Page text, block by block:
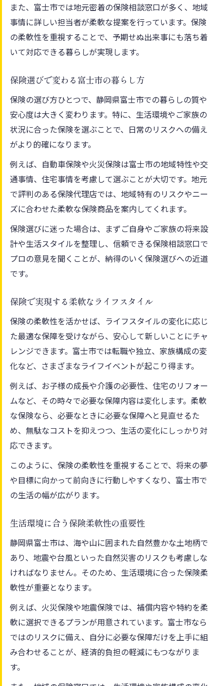
保険柔軟性を活かす賢い選び方の基準
富士市で選ぶべき保険の柔軟性ポイント
比較でわかる保険柔軟性の重要な視点
保険選びで失敗しないための柔軟な対応策
保険柔軟性を重視した賢い選択のコツ
保険柔軟性が支える富士市の毎日
毎日に安心をもたらす保険柔軟性
保険柔軟性が富士市の暮らしを安定化
保険で変わる日常生活の安心感
保険柔軟性が支える豊かな毎日を解説
富士市民が選ぶ保険柔軟性の理由
将来を見据えた柔軟な保険活用術
保険柔軟性で将来の不安を軽減する方法
将来設計に役立つ保険柔軟性の活用法
保険選びが叶える柔軟な将来準備の秘訣
保険柔軟性を活かした長期的な安心計画
また、富士市では地元密着の保険相談窓口が多く、地域
事情に詳しい担当者が柔軟な提案を行っています。保険
の柔軟性を重視することで、予期せぬ出来事にも落ち着
いて対応できる暮らしが実現します。
保険選びで変わる富士市の暮らし方
保険の選び方ひとつで、静岡県富士市での暮らしの質や
安心度は大きく変わります。特に、生活環境やご家族の
状況に合った保険を選ぶことで、日常のリスクへの備え
がより的確になります。
例えば、自動車保険や火災保険は富士市の地域特性や交
通事情、住宅事情を考慮して選ぶことが大切です。地元
で評判のある保険代理店では、地域特有のリスクやニー
ズに合わせた柔軟な保険商品を案内してくれます。
保険選びに迷った場合は、まずご自身やご家族の将来設
計や生活スタイルを整理し、信頼できる保険相談窓口で
プロの意見を聞くことが、納得のいく保険選びへの近道
です。
保険で実現する柔軟なライフスタイル
保険の柔軟性を活かせば、ライフスタイルの変化に応じ
た最適な保障を受けながら、安心して新しいことにチャ
レンジできます。富士市では転職や独立、家族構成の変
化など、さまざまなライフイベントが起こり得ます。
例えば、お子様の成長や介護の必要性、住宅のリフォー
ムなど、その時々で必要な保障内容は変化します。柔軟
な保険なら、必要なときに必要な保障へと見直せるた
め、無駄なコストを抑えつつ、生活の変化にしっかり対
応できます。
このように、保険の柔軟性を重視することで、将来の夢
や目標に向かって前向きに行動しやすくなり、富士市で
の生活の幅が広がります。
生活環境に合う保険柔軟性の重要性
静岡県富士市は、海や山に囲まれた自然豊かな土地柄で
あり、地震や台風といった自然災害のリスクも考慮しな
ければなりません。そのため、生活環境に合った保険柔
軟性が重要となります。
例えば、火災保険や地震保険では、補償内容や特約を柔
軟に選択できるプランが用意されています。富士市なら
ではのリスクに備え、自分に必要な保障だけを上手に組
み合わせることが、経済的負担の軽減にもつながりま
す。